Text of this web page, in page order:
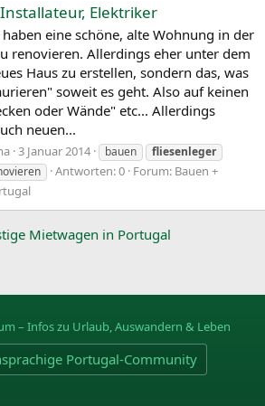
Elektriker
haben eine schöne, alte Wohnung in der
renovieren. Allerdings eher unter dem
Haus zu erstellen, sondern das, was
soweit es geht. Also auf keinen
oder Wände" etc... Allerdings
neuen...
3 Januar 2014 bauen
fliesenleger
Antworten: 0 Forum: Bauen +
Portugal-Community